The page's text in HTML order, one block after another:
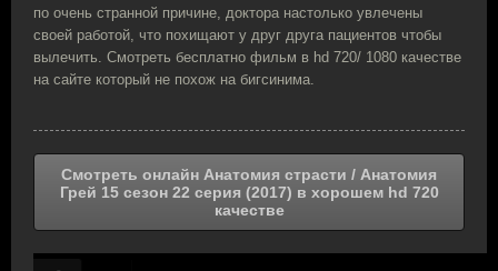
по очень странной причине, доктора настолько увлечены
своей работой, что похищают у друг друга пациентов чтобы
вылечить. Смотреть бесплатно фильм в hd 720/ 1080 качестве
на сайте который не похож на бигсинима.
Смотреть онлайн Анатомия страсти / Анатомия
Грей 15 сезон 22 серия (2017) в хорошем hd 720
качестве